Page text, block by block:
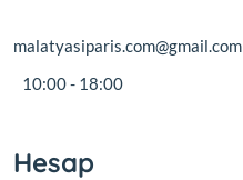
malatyasiparis.com@gmail.com
10:00 - 18:00
Hesap